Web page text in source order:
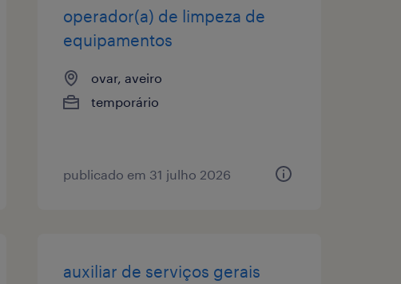
operador(a) de limpeza de
equipamentos
ovar, aveiro
temporário
publicado em 31 julho 2026
auxiliar de serviços gerais